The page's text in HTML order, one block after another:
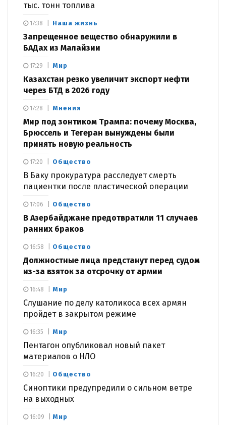
тыс. тонн топлива
Наша жизнь
Запрещенное вещество обнаружили в
БАДах из Малайзии
17:38
Мир
Казахстан резко увеличит экспорт нефти
через БТД в 2026 году
17:29
Мнения
Мир под зонтиком Трампа: почему Москва,
Брюссель и Тегеран вынуждены были
принять новую реальность
17:28
Общество
В Баку прокуратура расследует смерть
пациентки после пластической операции
17:20
Общество
В Азербайджане предотвратили 11 случаев
ранних браков
17:06
Общество
Должностные лица предстанут перед судом
из-за взяток за отсрочку от армии
16:58
Мир
Слушание по делу католикоса всех армян
пройдет в закрытом режиме
16:48
Мир
Пентагон опубликовал новый пакет
материалов о НЛО
16:35
Общество
Синоптики предупредили о сильном ветре
на выходных
16:20
Мир
16:09